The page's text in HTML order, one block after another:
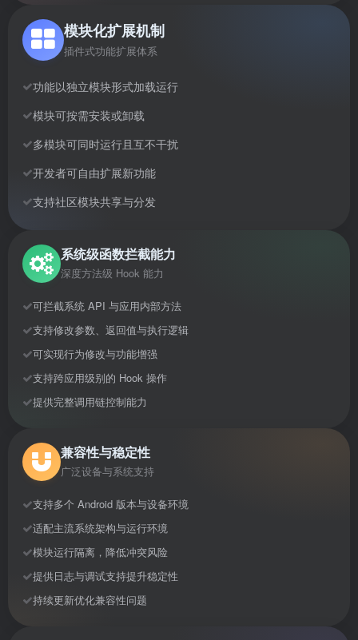
模块化扩展机制
插件式功能扩展体系
功能以独立模块形式加载运行
模块可按需安装或卸载
多模块可同时运行且互不干扰
开发者可自由扩展新功能
支持社区模块共享与分发
系统级函数拦截能力
深度方法级 Hook 能力
可拦截系统 API 与应用内部方法
支持修改参数、返回值与执行逻辑
可实现行为修改与功能增强
支持跨应用级别的 Hook 操作
提供完整调用链控制能力
兼容性与稳定性
广泛设备与系统支持
支持多个 Android 版本与设备环境
适配主流系统架构与运行环境
模块运行隔离，降低冲突风险
提供日志与调试支持提升稳定性
持续更新优化兼容性问题